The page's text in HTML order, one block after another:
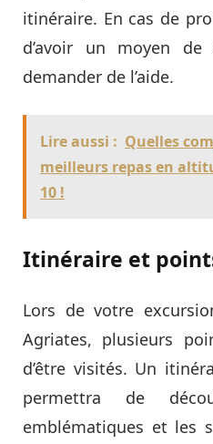
itinéraire. En cas de
d’avoir un moyen de
demander de l’aide.
Lire aussi : Quelles
meilleurs repas en
10 !
Itinéraire et
Lors de votre
Agriates, plusieurs
d’être visités. Un
permettra de
emblématiques et les